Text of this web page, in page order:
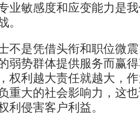
业敏感度和应变能力是
。
是凭借头衔和职位微震
弱势群体提供服务而赢
权利越大责任就越大，
重大的社会影响力，这
利侵害客户利益。